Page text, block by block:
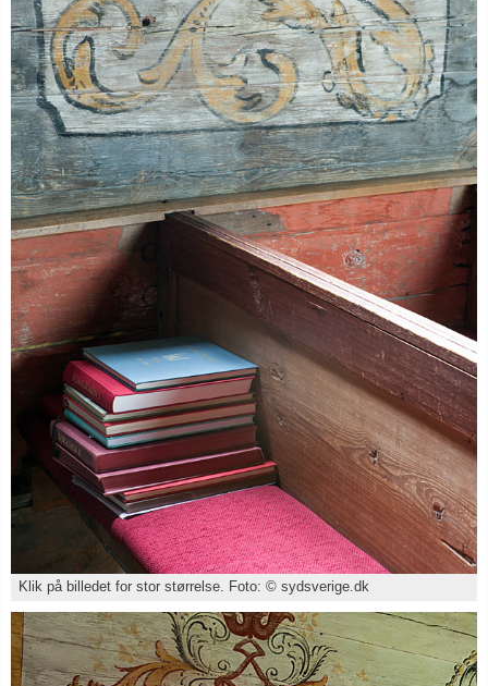
Klik på billedet for stor størrelse. Foto: © sydsverige.dk